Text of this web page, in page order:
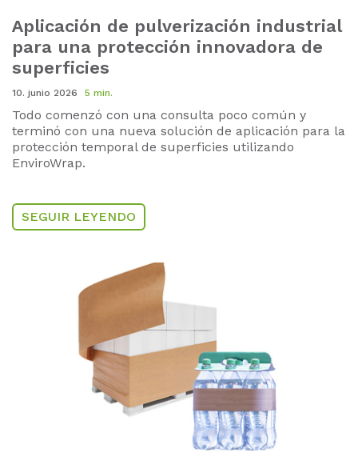
Aplicación de pulverización industrial
para una protección innovadora de
superficies
10. junio 2026 5 min.
Todo comenzó con una consulta poco común y
terminó con una nueva solución de aplicación para la
protección temporal de superficies utilizando
EnviroWrap.
SEGUIR LEYENDO